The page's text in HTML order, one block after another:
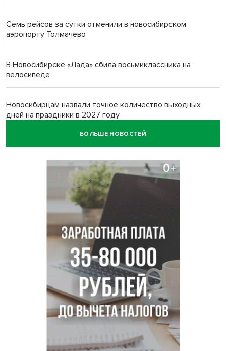
Семь рейсов за сутки отменили в новосибирском
аэропорту Толмачево
В Новосибирске «Лада» сбила восьмиклассника на
велосипеде
Новосибирцам назвали точное количество выходных
дней на праздники в 2027 году
Годовалый ребёнок оказался заперт в автомобиле в
Всем миром: жители новосибирской деревни помогли
найти пропавшего мальчика
Новосибирцам объяснили новые правила сверхурочной
Новосибирский пенсионер насмерть забил тростью
пьющего сына подруги
БОЛЬШЕ НОВОСТЕЙ